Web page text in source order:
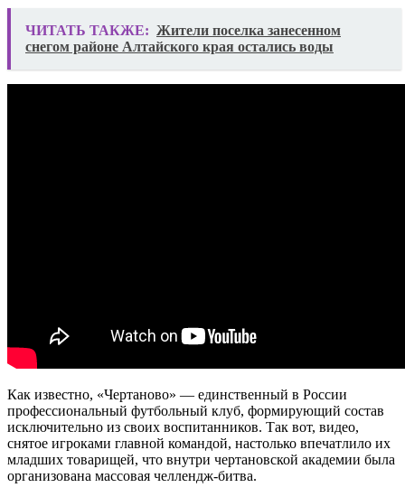
ЧИТАТЬ ТАКЖЕ: Жители поселка занесенном
снегом районе Алтайского края остались воды
Как известно, «Чертаново» — единственный в России
профессиональный футбольный клуб, формирующий состав
исключительно из своих воспитанников. Так вот, видео,
снятое игроками главной командой, настолько впечатлило их
младших товарищей, что внутри чертановской академии была
организована массовая челлендж-битва.